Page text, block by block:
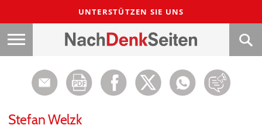
UNTERSTÜTZEN SIE UNS
Stefan Welzk